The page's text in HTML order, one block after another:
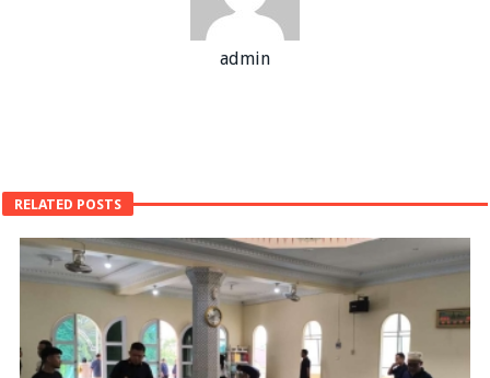
admin
RELATED POSTS